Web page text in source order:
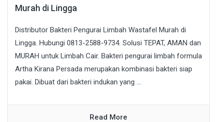
Murah di Lingga
Distributor Bakteri Pengurai Limbah Wastafel Murah di
Lingga. Hubungi 0813-2588-9734. Solusi TEPAT, AMAN dan
MURAH untuk Limbah Cair. Bakteri pengurai limbah formula
Artha Kirana Persada merupakan kombinasi bakteri siap
pakai. Dibuat dari bakteri indukan yang ...
Read More